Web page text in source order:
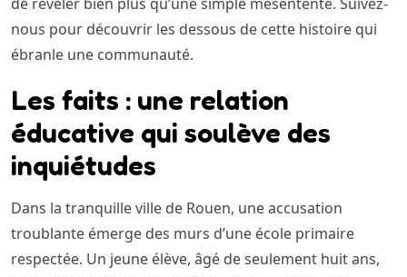
nous pour découvrir les dessous de cette histoire qui
ébranle une communauté.
Les faits : une relation
éducative qui soulève des
inquiétudes
Dans la tranquille ville de Rouen, une accusation
troublante émerge des murs d’une école primaire
respectée. Un jeune élève, âgé de seulement huit ans,